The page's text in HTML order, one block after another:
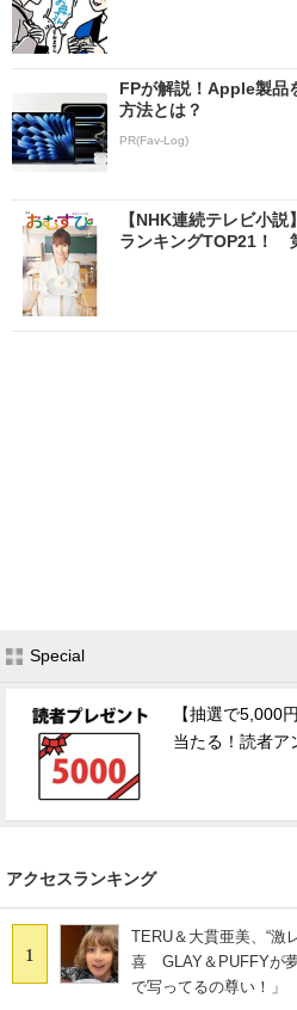
FPが解説！Apple製品
方法とは？
PR(Fav-Log)
【NHK連続テレビ小
ランキングTOP21！
Special
【抽選で5,000
当たる！読者ア
アクセスランキング
1
TERU＆大貫亜美、“激
喜 GLAY＆PUFFYが
で写ってるの尊い！」